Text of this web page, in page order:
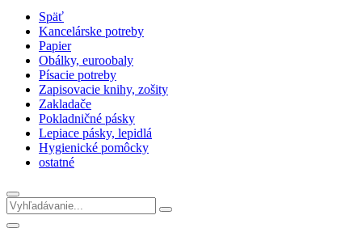
Späť
Kancelárske potreby
Papier
Obálky, euroobaly
Písacie potreby
Zapisovacie knihy, zošity
Zakladače
Pokladničné pásky
Lepiace pásky, lepidlá
Hygienické pomôcky
ostatné